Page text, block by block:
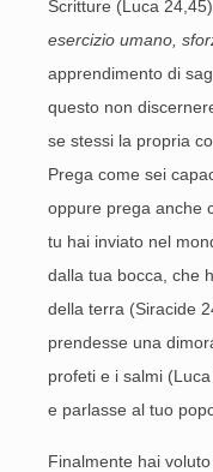
Scritture (Luca 24,45).
esercizio umano,
apprendimento di
questo non
se stessi la propria
Prega come sei
oppure prega anche
tu hai inviato nel
dalla tua bocca, che
della terra (Siracide
prendesse una
profeti e i salmi
e parlasse al tuo
Finalmente hai